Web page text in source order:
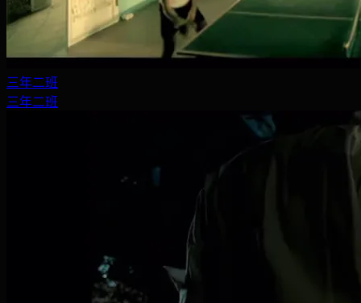
三年二班
三年二班